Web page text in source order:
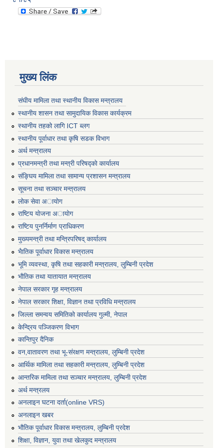
मुख्य लिंक
संघीय मामिला तथा स्थानीय विकास मन्त्रालय
स्थानीय शासन तथा सामुदायिक विकास कार्यक्रम
स्थानीय तहको लागि ICT ब्लग
स्थानीय पूर्वाधार तथा कृषि सडक विभाग
अर्थ मन्त्रालय
प्रधानमन्त्री तथा मन्त्री परिषद्काे कार्यालय
संङ्घिय मामिला तथा सामान्य प्रशासन मन्त्रालय
सूचना तथा सञ्चार मन्त्रालय
लाेक सेवा अायाेग
राष्टिय याेजना अायाेग
राष्टिय पुनर्निर्माण प्राधिकरण
मुख्यमन्त्री तथा मन्त्रिपरिषद् कार्यालय
भैातिक पूर्वाधार विकास मन्त्रालय
भूमि व्यवस्था, कृषि तथा सहकारी मन्त्रालय, लु्म्बिनी प्रदेश
भाैतिक तथा यातायात मन्त्रालय
नेपाल सरकार गृह मन्त्रालय
नेपाल सरकार शिक्षा, विज्ञान तथा प्रविधि मन्त्रालय
जिल्ला समन्वय समितिको कार्यालय गुल्मी, नेपाल
केन्द्रिय पञ्जिकरण विभाग
कान्तिपुर दैनिक
वन,वातावरण तथा भू-संरक्षण मन्त्रालय, लुम्बिनी प्रदेश
आर्थिक मामिला तथा सहकारी मन्त्रालय, लुम्बिनी प्रदेश
आन्तरिक मामिला तथा सञ्चार मन्त्रालय, लुम्बिनी प्रदेश
अर्थ मन्त्रलय
अनलाइन घटना दर्ता(online VRS)
अनलाइन खबर
भौतिक पूर्वाधार विकास मन्त्रालय, लुम्बिनी प्रदेश
शिक्षा, विज्ञान, युवा तथा खेलकुद मन्‍‍त्रालय